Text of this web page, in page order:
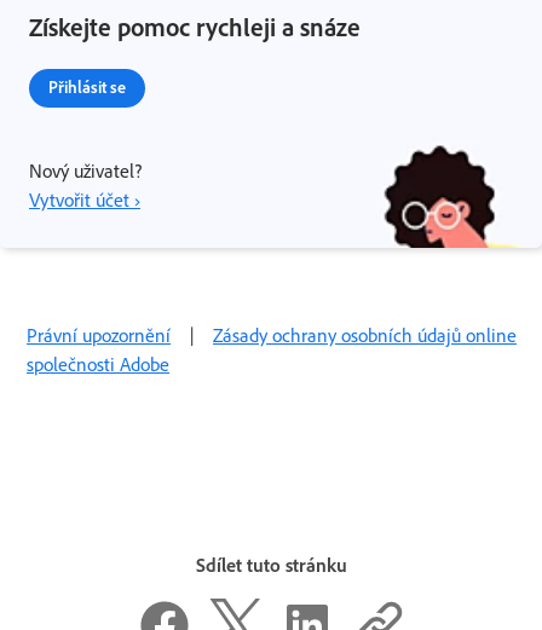
Získejte pomoc rychleji a snáze
Přihlásit se
Nový uživatel?
Vytvořit účet ›
Právní upozornění | Zásady ochrany osobních údajů online
společnosti Adobe
Sdílet tuto stránku